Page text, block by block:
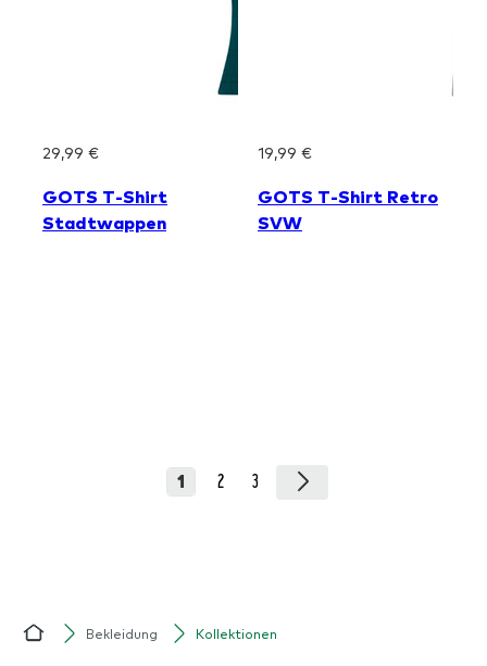
1 2 3
Home Bekleidung Kollektionen